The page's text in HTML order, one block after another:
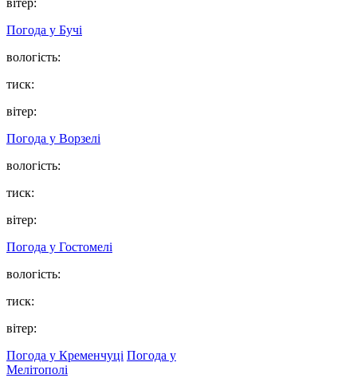
вітер:
Погода у Бучі
вологість:
тиск:
вітер:
Погода у Ворзелі
вологість:
тиск:
вітер:
Погода у Гостомелі
вологість:
тиск:
вітер:
Погода у Кременчуці Погода у
Мелітополі